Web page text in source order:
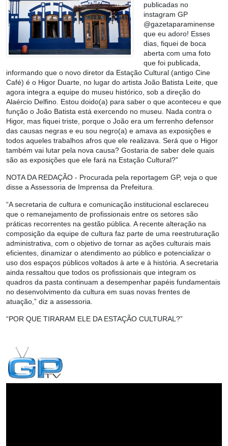
publicadas no
instagram GP
@gazetaparaminense
que eu adoro! Esses
dias, fiquei de boca
aberta com uma foto
que foi publicada,
informando que o novo diretor da Estação Cultural (antigo Cine
Café) é o Higor Duarte, no lugar do artista João Batista Leite, que
agora integra a equipe do museu histórico, sob a direção do
Alaércio Delfino. Estou doido(a) para saber o que aconteceu e que
função o João Batista está exercendo no museu. Nada contra o
Higor, mas fiquei triste, porque o João era um ferrenho defensor
das causas negras e eu sou negro(a) e amava as exposições e
todos aqueles trabalhos afros que ele realizava. Será que o Higor
também vai lutar pela nova causa? Gostaria de saber dele quais
são as exposições que ele fará na Estação Cultural?”
NOTA DA REDAÇÃO - Procurada pela reportagem GP, veja o que
disse a Assessoria de Imprensa da Prefeitura.
“A secretaria de cultura e comunicação institucional esclareceu
que o remanejamento de profissionais entre os setores são
práticas recorrentes na gestão pública. A recente alteração na
composição da equipe de cultura faz parte de uma reestruturação
administrativa, com o objetivo de tornar as ações culturais mais
eficientes, dinamizar o atendimento ao público e potencializar o
uso dos espaços públicos voltados à arte e à história. A secretaria
ainda ressaltou que todos os profissionais que integram os
quadros da pasta continuam a desempenhar papéis fundamentais
no desenvolvimento da cultura em suas novas frentes de
atuação,” diz a assessoria.
“POR QUE TIRARAM ELE DA ESTAÇÃO CULTURAL?”